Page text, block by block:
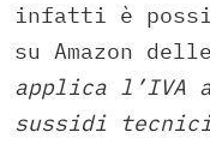
infatti è
su Amazon
applica l’IVA
sussidi